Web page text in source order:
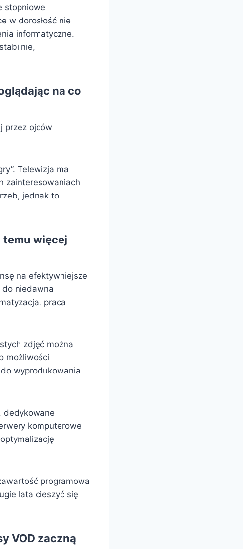
stopniowe
w dorosłość nie
informatyczne.
na co
przez ojców
Telewizja ma
zainteresowaniach
jednak to
temu więcej
na efektywniejsze
do niedawna
praca
zdjęć można
możliwości
wyprodukowania
dedykowane
komputerowe
programowa
lata cieszyć się
VOD zaczną